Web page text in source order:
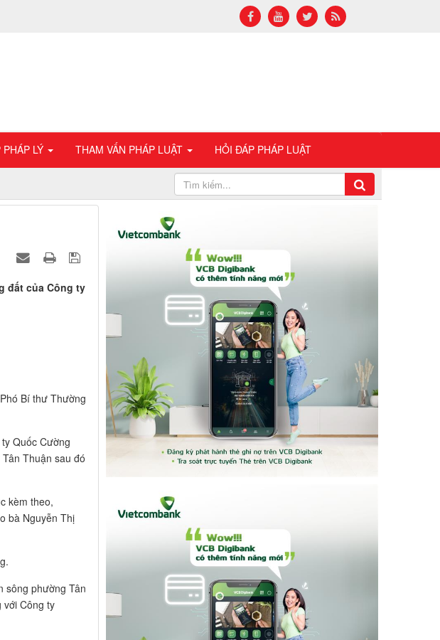
LÝ THAM VẤN PHÁP LUẬT HỎI ĐÁP PHÁP LUẬT
đất của Công ty
Bí thư Thường
Quốc Cường
Thuận sau đó
kèm theo,
bà Nguyễn Thị
sông phường Tân
với Công ty